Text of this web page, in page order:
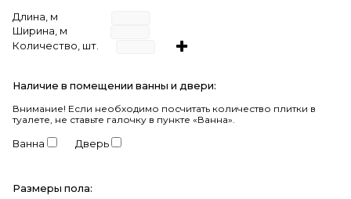
Длина, м
Ширина, м
Количество, шт.
Наличие в помещении ванны и двери:
Внимание! Если необходимо посчитать количество плитки в
туалете, не ставьте галочку в пункте «Ванна».
Ванна Дверь
Размеры пола: